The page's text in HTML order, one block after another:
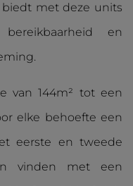
met deze units
en
van 144m² tot een
elke behoefte een
eerste en tweede
vinden met een